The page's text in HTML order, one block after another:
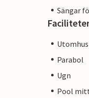
Sängar
Parabol
Ugn
Pool